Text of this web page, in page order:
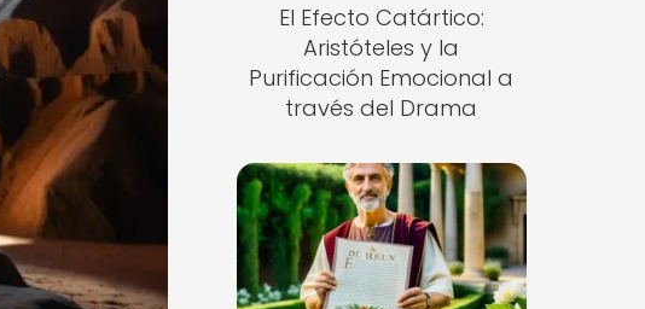
El Efecto Catártico:
Aristóteles y la
Purificación Emocional a
través del Drama